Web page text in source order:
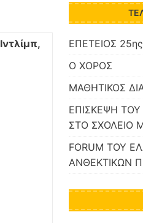
Ιντλίμπ,
ΕΠΕΤΕΙΟΣ
Ο ΧΟΡΟΣ
ΜΑΘΗΤΙΚΟΣ
ΕΠΙΣΚΕΨΗ
ΣΤΟ ΣΧΟΛΕΙΟ
FORUM ΤΟΥ
ΑΝΘΕΚΤΙΚΩΝ